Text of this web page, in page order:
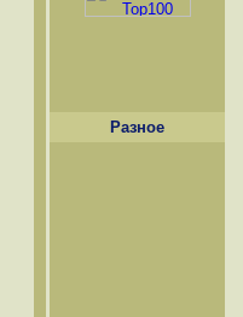
Разное